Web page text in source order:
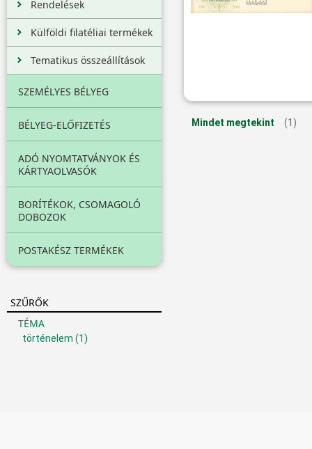
Rendelések
Külföldi filatéliai termékek
Tematikus összeállítások
SZEMÉLYES BÉLYEG
BÉLYEG-ELŐFIZETÉS
ADÓ NYOMTATVÁNYOK ÉS
KÁRTYAOLVASÓK
BORÍTÉKOK, CSOMAGOLÓ
DOBOZOK
POSTAKÉSZ TERMÉKEK
SZŰRŐK
TÉMA
történelem (1)
Mindet megtekint (1)